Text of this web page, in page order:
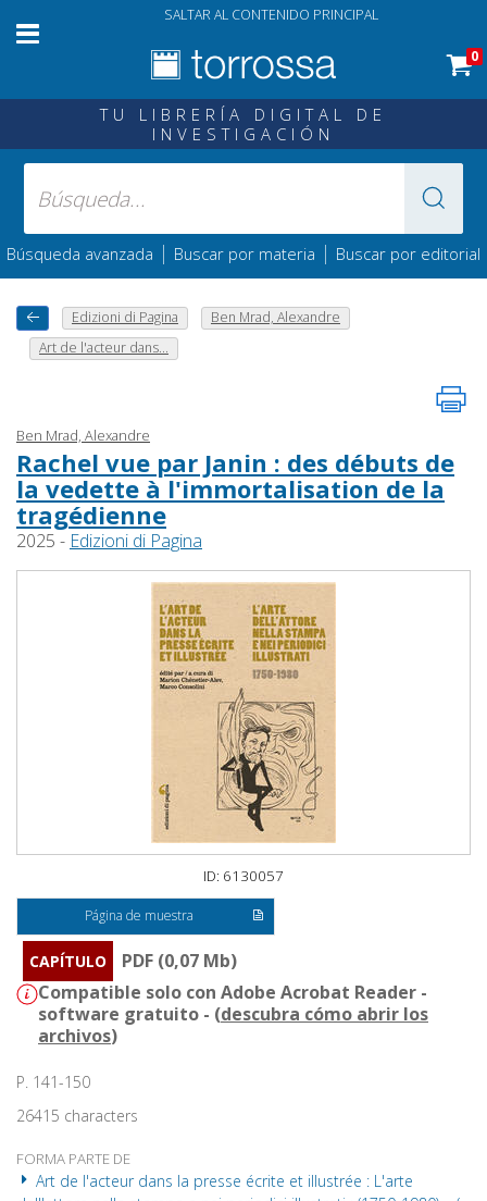
SALTAR AL CONTENIDO PRINCIPAL
0
TU LIBRERÍA DIGITAL DE
INVESTIGACIÓN
Búsqueda avanzada | Buscar por materia | Buscar por editorial
Edizioni di Pagina
Ben Mrad, Alexandre
Art de l'acteur dans...
Ben Mrad, Alexandre
Rachel vue par Janin : des débuts de
la vedette à l'immortalisation de la
tragédienne
2025 - Edizioni di Pagina
ID: 6130057
Página de muestra
CAPÍTULO
PDF (0,07 Mb)
Compatible solo con Adobe Acrobat Reader -
software gratuito - (descubra cómo abrir los
archivos)
P. 141-150
26415 characters
FORMA PARTE DE
Art de l'acteur dans la presse écrite et illustrée : L'arte